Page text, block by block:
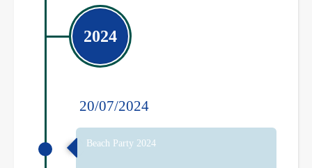
2024
20/07/2024
Beach Party 2024